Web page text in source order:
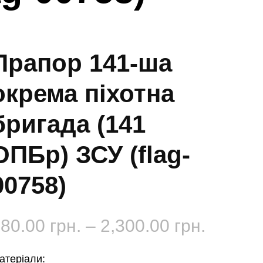
141-ша
піхотна
(141
ЗСУ (flag-
грн. – 2,300.00 грн.